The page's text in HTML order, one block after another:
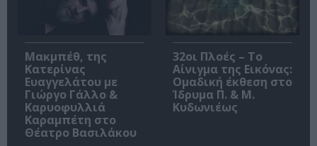
Μακμπέθ, της
Κατερίνας
Ευαγγελάτου με
Γιώργο Γάλλο &
Καρυοφυλλιά
Καραμπέτη στο
Θέατρο Βασιλάκου
32οι Πλοές – Το
Αίνιγμα της Εικόνας:
Ομαδική έκθεση στο
Ίδρυμα Π. & Μ.
Κυδωνιέως